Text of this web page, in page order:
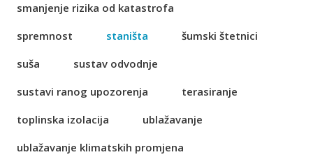
smanjenje rizika od katastrofa
spremnost
staništa
šumski štetnici
suša
sustav odvodnje
sustavi ranog upozorenja
terasiranje
toplinska izolacija
ublažavanje
ublažavanje klimatskih promjena